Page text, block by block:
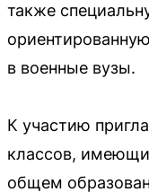
также
в военные вузы.
К участию
классов,
общем